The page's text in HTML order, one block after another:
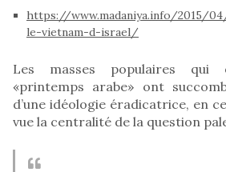
https://www.madaniya.info/2015/
le-vietnam-d-israel/
Les masses populaires
«printemps arabe» ont
d’une idéologie éradicatrice, en
vue la centralité de la question